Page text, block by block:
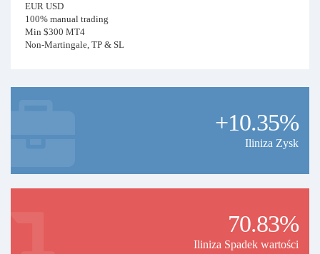
EUR USD
100% manual trading
Min $300 MT4
Non-Martingale, TP & SL
+10.35%
Iliniza Zysk
70.83%
Iliniza Spadek wartości